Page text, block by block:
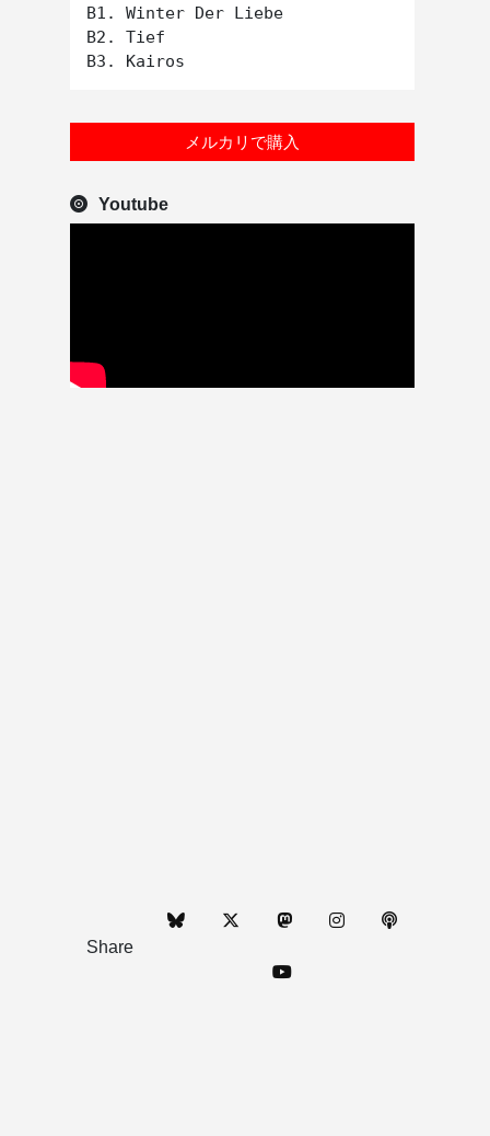
B1. Winter Der Liebe
B2. Tief
メルカリで購入
Youtube
Share